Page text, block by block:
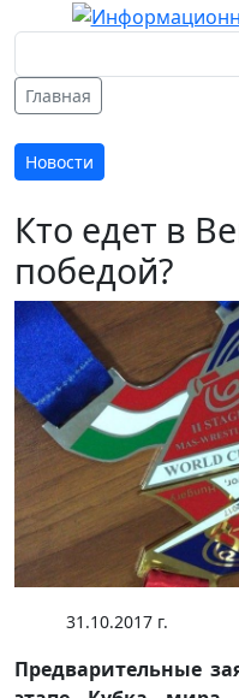
Главная
Новости
Кто едет в
победой?
31.10.2017 г.
Предварительные